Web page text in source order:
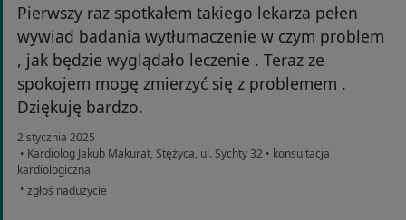
Pierwszy raz spotkałem takiego lekarza pełen
wywiad badania wytłumaczenie w czym problem
, jak będzie wyglądało leczenie . Teraz ze
spokojem mogę zmierzyć się z problemem .
Dziękuję bardzo.
2 stycznia 2025
• Kardiolog Jakub Makurat, Stężyca, ul. Sychty 32 • konsultacja
kardiologiczna
• w opinii użytkownika RAFAŁ
zgłoś nadużycie